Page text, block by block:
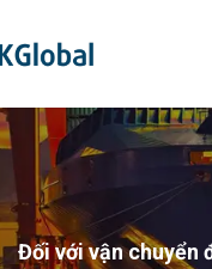
Đối với vận chuyển